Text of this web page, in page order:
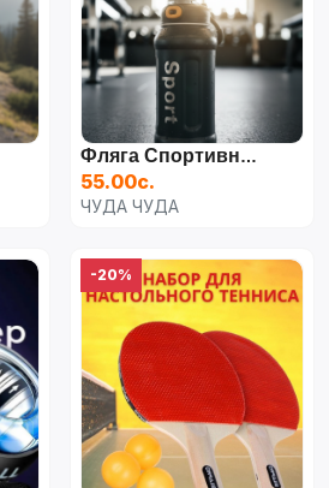
Фляга Спортивная, Светло-Серый
55.00с.
ЧУДА ЧУДА
-20%